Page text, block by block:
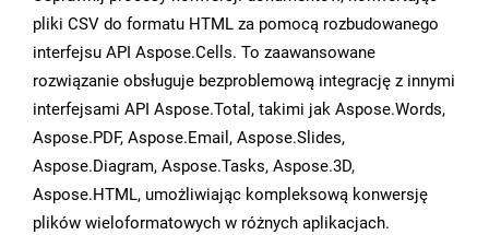
pliki CSV do formatu HTML za pomocą rozbudowanego
interfejsu API Aspose.Cells. To zaawansowane
rozwiązanie obsługuje bezproblemową integrację z innymi
interfejsami API Aspose.Total, takimi jak Aspose.Words,
Aspose.PDF, Aspose.Email, Aspose.Slides,
Aspose.Diagram, Aspose.Tasks, Aspose.3D,
Aspose.HTML, umożliwiając kompleksową konwersję
plików wieloformatowych w różnych aplikacjach.